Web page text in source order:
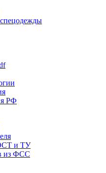
РФ
и ТУ
из ФСС